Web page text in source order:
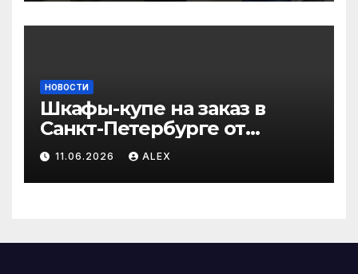
НОВОСТИ
Шкафы-купе на заказ в
Санкт-Петербурге от
производителя по
доступным ценам
11.06.2026 ALEX